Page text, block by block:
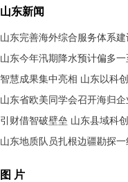
山东新闻
山东完善海外综合服务体系
山东今年汛期降水预计偏多
智慧成果集中亮相 山东以科
山东省欧美同学会召开海归
引财借智破壁垒 山东县域科
山东地质队员扎根边疆勘探
图 片